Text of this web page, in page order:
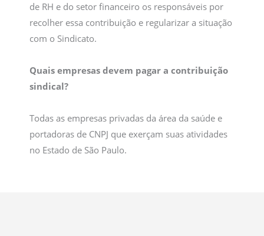
de RH e do setor financeiro os responsáveis por
recolher essa contribuição e regularizar a situação
com o Sindicato.
Quais empresas devem pagar a contribuição
sindical?
Todas as empresas privadas da área da saúde e
portadoras de CNPJ que exerçam suas atividades
no Estado de São Paulo.